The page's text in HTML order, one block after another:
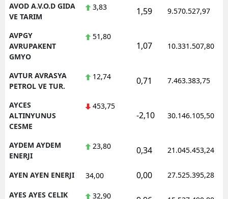
AVOD A.V.O.D GIDA
VE TARIM
3,83 1,59 9.570.527,97
AVPGY
AVRUPAKENT
GMYO
51,80
1,07 10.331.507,80
AVTUR AVRASYA
PETROL VE TUR.
12,74 0,71 7.463.383,75
AYCES
ALTINYUNUS
CESME
453,75
-2,10 30.146.105,50
AYDEM AYDEM
ENERJI
23,80 0,34 21.045.453,24
AYEN AYEN ENERJI 34,00 0,00 27.525.395,28
AYES AYES CELIK
32,90